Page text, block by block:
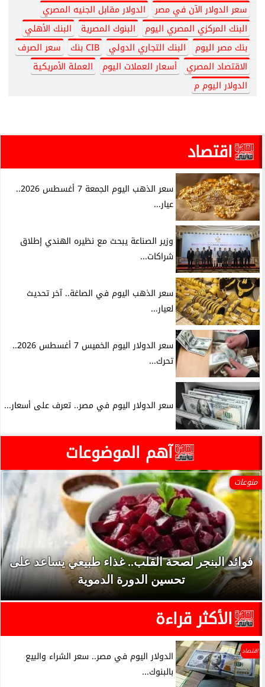
سعر الدولار الآن في مصر
الدولار مقابل الجنيه المصري
البنك المركزي المصري اليوم
البنوك المصرية
البنك الأهلي
بنك مصر اليوم
البنك التجاري الدولي CIB بنك
سعر الصرف
الاقتصاد المصري
أسعار العملات اليوم
العملة الأمريكية
الدولار اليوم م
اقتصاد
سعر الذهب اليوم الجمعة 7 أغسطس 2026..
عيار...
وزير الصناعة يبحث مع نظيره الهندي إطلاق
شراكات...
سعر الذهب اليوم في الصاغة.. آخر تحديث
لعيار...
سعر الدولار اليوم الخميس 7 أغسطس 2026..
تحرك...
سعر الدولار اليوم في مصر.. تعرف على أسعار...
آهم الموضوعات
منوعات
فوائد البنجر لصحة القلب.. غذاء طبيعي يساعد على
تحسين الدورة الدموية
الأكثر قراءة
اقتصاد
الدولار اليوم في مصر.. سعر الشراء والبيع
بالبنوك...